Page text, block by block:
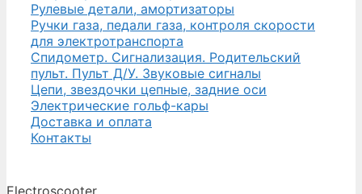
Рулевые детали, амортизаторы
Ручки газа, педали газа, контроля скорости
для электротранспорта
Спидометр. Сигнализация. Родительский
пульт. Пульт Д/У. Звуковые сигналы
Цепи, звездочки цепные, задние оси
Электрические гольф-кары
Доставка и оплата
Контакты